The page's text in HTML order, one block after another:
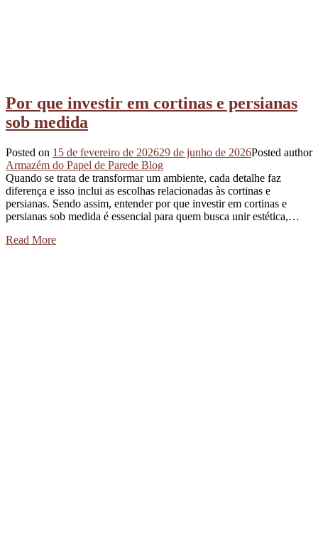
Por que investir em cortinas e persianas
sob medida
Posted on 15 de fevereiro de 202629 de junho de 2026Posted author
Armazém do Papel de Parede Blog
Quando se trata de transformar um ambiente, cada detalhe faz
diferença e isso inclui as escolhas relacionadas às cortinas e
persianas. Sendo assim, entender por que investir em cortinas e
persianas sob medida é essencial para quem busca unir estética,…
Read More